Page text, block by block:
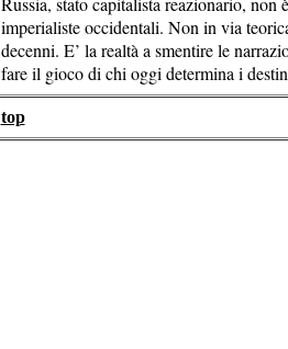
imperialiste occidentali. Non in via
decenni. E’ la realtà a smentire le
fare il gioco di chi oggi determina i
top